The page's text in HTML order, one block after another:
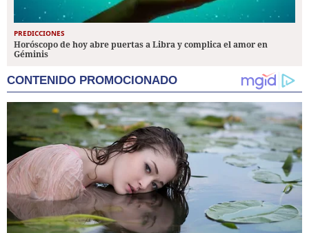
PREDICCIONES
Horóscopo de hoy abre puertas a Libra y complica el amor en
Géminis
CONTENIDO PROMOCIONADO